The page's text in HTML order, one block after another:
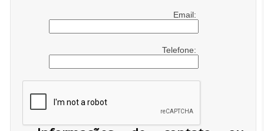
Email:
Telefone: